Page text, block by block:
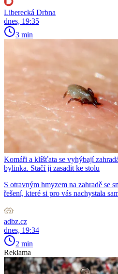
Liberecká Drbna
dnes, 19:35
3 min
Komáři a klíšťata se vyhýbají
bylinka. Stačí ji zasadit ke stolu
S otravným hmyzem na zahradě se
řešení, které si pro vás nachystala
adbz.cz
dnes, 19:34
2 min
Reklama